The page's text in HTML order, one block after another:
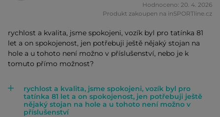
Hodnoceno: 20. 4. 2026
Produkt zakoupen na inSPORTline.cz
rychlost a kvalita, jsme spokojeni, vozík byl pro tatínka 81
let a on spokojenost, jen potřebuji ještě nějaký stojan na
hole a u tohoto není možno v příslušenství, nebo je k
tomuto přímo možnost?
rychlost a kvalita, jsme spokojeni, vozík byl pro
tatínka 81 let a on spokojenost, jen potřebuji ještě
nějaký stojan na hole a u tohoto není možno v
příslušenství